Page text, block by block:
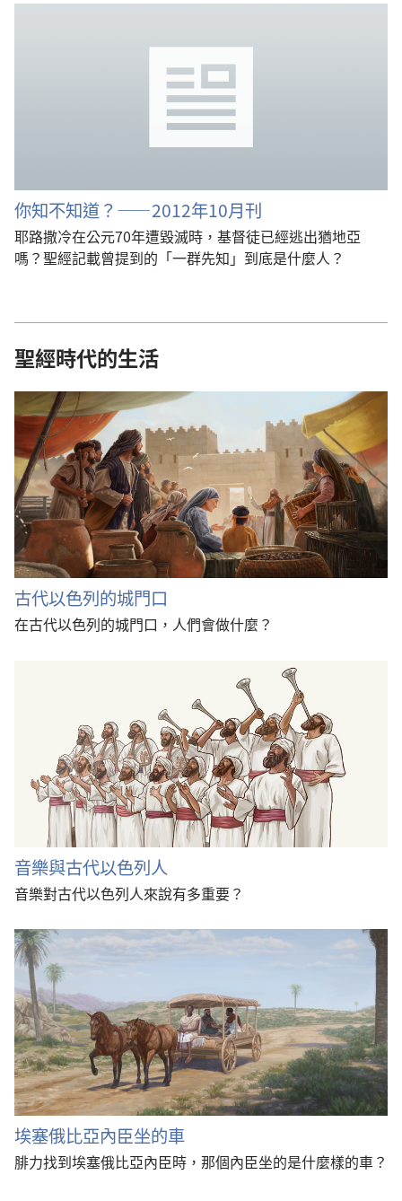
你知不知道？——2012年10月刊
耶路撒冷在公元70年遭毀滅時，基督徒已經逃出猶地亞
嗎？聖經記載曾提到的「一群先知」到底是什麼人？
聖經時代的生活
古代以色列的城門口
在古代以色列的城門口，人們會做什麼？
音樂與古代以色列人
音樂對古代以色列人來說有多重要？
埃塞俄比亞內臣坐的車
腓力找到埃塞俄比亞內臣時，那個內臣坐的是什麼樣的車？